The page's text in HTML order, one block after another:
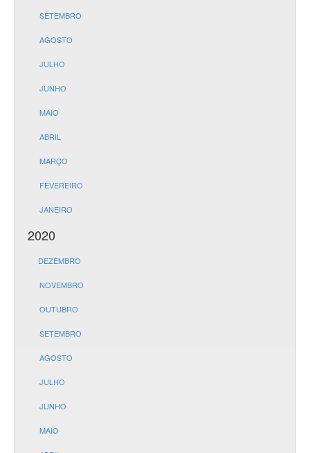
SETEMBRO
AGOSTO
JULHO
JUNHO
MAIO
ABRIL
MARÇO
FEVEREIRO
JANEIRO
2020
DEZEMBRO
NOVEMBRO
OUTUBRO
SETEMBRO
AGOSTO
JULHO
JUNHO
MAIO